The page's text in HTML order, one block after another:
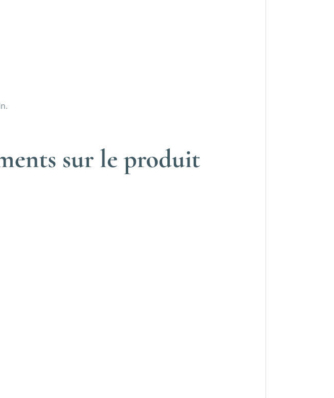
sur le produit